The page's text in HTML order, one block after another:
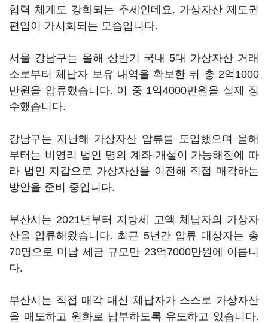
협력 체계도 강화되는 추세인데요. 가상자산 제도권
편입이 가시화되는 모습입니다.
서울 강남구는 올해 상반기 국내 5대 가상자산 거래
소로부터 체납자 보유 내역을 확보한 뒤 총 2억1000
만원을 압류했습니다. 이 중 1억4000만원을 실제 징
수했습니다.
강남구는 지난해 가상자산 압류를 도입했으며 올해
부터는 비영리 법인 명의 계좌 개설이 가능해짐에 따
라 법인 지갑으로 가상자산을 이전해 직접 매각하는
방안을 준비 중입니다.
부산시는 2021년부터 지방세 고액 체납자의 가상자
산을 압류해왔습니다. 최근 5년간 압류 대상자는 총
70명으로 미납 세금 규모만 23억7000만원에 이릅니
다.
부산시는 직접 매각 대신 체납자가 스스로 가상자산
을 매도하고 원화로 납부하도록 유도하고 있습니다.